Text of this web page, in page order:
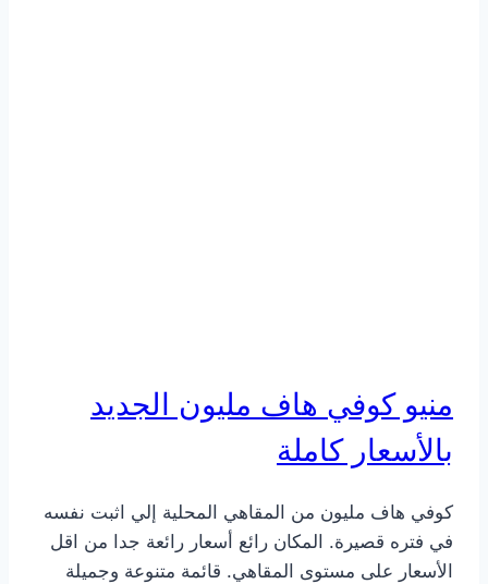
منيو كوفي هاف مليون الجديد
بالأسعار كاملة
كوفي هاف مليون من المقاهي المحلية إلي اثبت نفسه
في فتره قصيرة. المكان رائع أسعار رائعة جدا من اقل
الأسعار على مستوى المقاهي. قائمة متنوعة وجميلة